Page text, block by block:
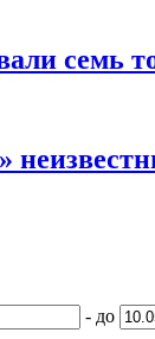
семь
- до